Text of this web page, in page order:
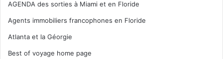
AGENDA des sorties à Miami et en Floride
Agents immobiliers francophones en Floride
Atlanta et la Géorgie
Best of voyage home page